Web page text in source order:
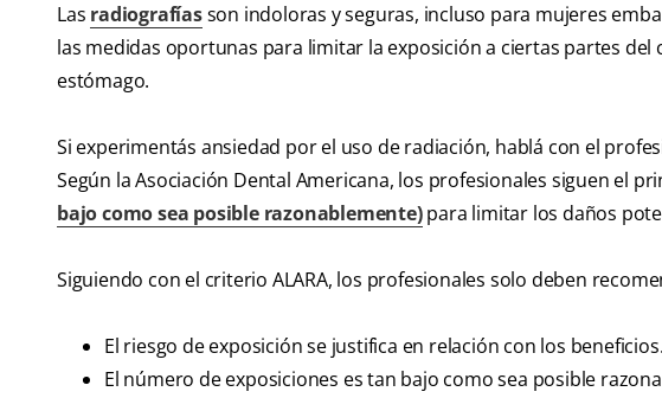
Las radiografíasson indoloras y seguras, incluso para mujeres
las medidas oportunas para limitar la exposición a ciertas partes
estómago.
Si experimentás ansiedad por el uso de radiación, hablá con el
Según la Asociación Dental Americana, los profesionales siguen el
bajo como sea posible razonablemente)para limitar los daños
Siguiendo con el criterio ALARA, los profesionales solo deben
El riesgo de exposición se justifica en relación con los beneficios.
El número de exposiciones es tan bajo como sea posible